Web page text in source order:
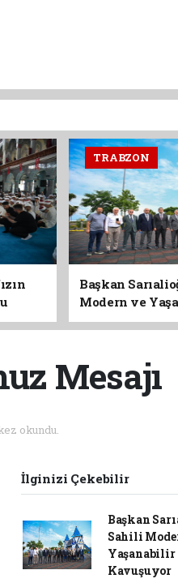
TRABZON
Başkan
Modern ve
Kimliğe
Mesajı
okundu.
İlginizi Çekebilir
Başkan
Sahili
Kavuşuyor